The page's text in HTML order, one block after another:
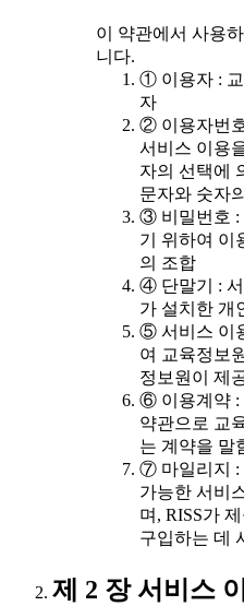
이 약관에서 사용
니다.
① 이용자 :
자
② 이용자번
서비스 이용
자의 선택에
문자와 숫자
③ 비밀번호 :
기 위하여 이
의 조합
④ 단말기 :
가 설치한 개
⑤ 서비스 이
여 교육정보
정보원이 제
⑥ 이용계약 :
약관으로 교
는 계약을 말
⑦ 마일리지 :
가능한 서비
며, RISS가
구입하는 데
제 2 장 서비스